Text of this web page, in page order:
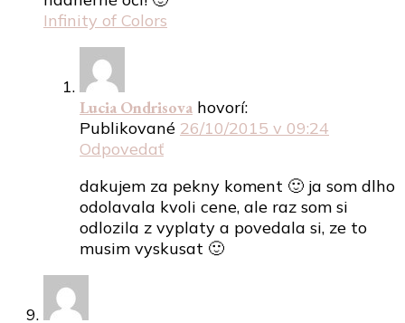
Infinity of Colors
Lucia Ondrisova hovorí:
Publikované 26/10/2015 v 09:24
Odpovedať
dakujem za pekny koment 🙂 ja som dlho
odolavala kvoli cene, ale raz som si
odlozila z vyplaty a povedala si, ze to
musim vyskusat 🙂